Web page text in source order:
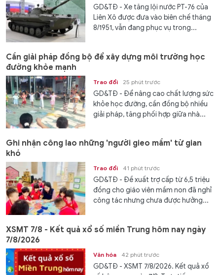
GD&TĐ - Xe tăng lội nước PT-76 của
Liên Xô được đưa vào biên chế tháng
8/1951, vẫn đang phục vụ trong...
Cần giải pháp đồng bộ để xây dựng môi trường học
đường khỏe mạnh
Trao đổi 25 phút trước
GD&TĐ - Để nâng cao chất lượng sức
khỏe học đường, cần đồng bộ nhiều
giải pháp, tăng phối hợp giữa nhà...
Ghi nhận công lao những 'người gieo mầm' từ gian
khó
Trao đổi 41 phút trước
GD&TĐ - Đề xuất trợ cấp từ 6,5 triệu
đồng cho giáo viên mầm non đã nghỉ
công tác nhưng chưa được hưởng...
XSMT 7/8 - Kết quả xổ số miền Trung hôm nay ngày
7/8/2026
Văn hóa 42 phút trước
GD&TĐ - XSMT 7/8/2026. Kết quả xổ